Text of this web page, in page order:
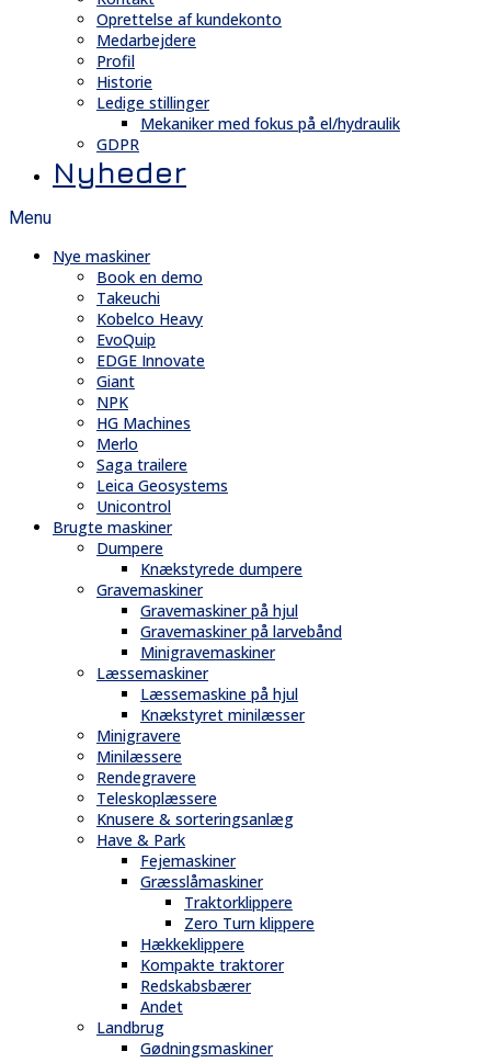
Oprettelse af kundekonto
Medarbejdere
Profil
Historie
Ledige stillinger
Mekaniker med fokus på el/hydraulik
GDPR
Nyheder
Menu
Nye maskiner
Book en demo
Takeuchi
Kobelco Heavy
EvoQuip
EDGE Innovate
Giant
NPK
HG Machines
Merlo
Saga trailere
Leica Geosystems
Unicontrol
Brugte maskiner
Dumpere
Knækstyrede dumpere
Gravemaskiner
Gravemaskiner på hjul
Gravemaskiner på larvebånd
Minigravemaskiner
Læssemaskiner
Læssemaskine på hjul
Knækstyret minilæsser
Minigravere
Minilæssere
Rendegravere
Teleskoplæssere
Knusere & sorteringsanlæg
Have & Park
Fejemaskiner
Græsslåmaskiner
Traktorklippere
Zero Turn klippere
Hækkeklippere
Kompakte traktorer
Redskabsbærer
Andet
Landbrug
Gødningsmaskiner